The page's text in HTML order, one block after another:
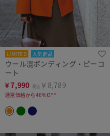
LIMITED 人気商品
ウール混ボンディング・ピーコ
ート
¥7,990 税込 ￥8,789
通常価格から46%OFF